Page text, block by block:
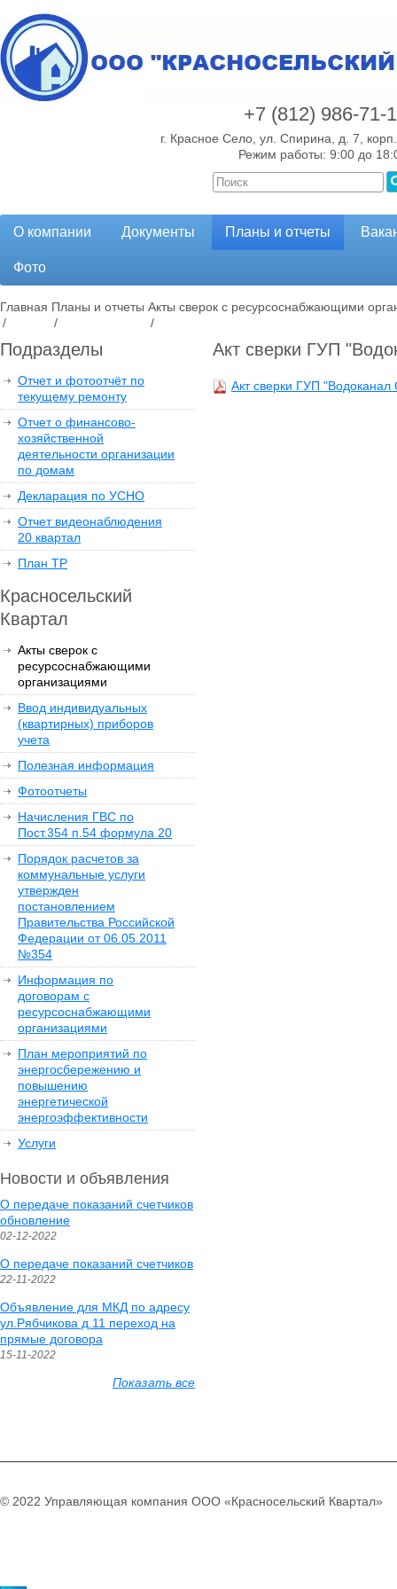
+7 (812) 986-71-
г. Красное Село, ул. Спирина, д. 7,
Режим работы: 9:00 до
О компании Документы Планы и отчеты
Фото
Главная
/
Планы и отчеты
/
Акты сверок с ресурсоснабжающими
/
Подразделы
Отчет и фотоотчёт по
текущему ремонту
Отчет о финансово-
хозяйственной
деятельности организации
по домам
Декларация по УСНО
Отчет видеонаблюдения
20 квартал
План ТР
Красносельский
Квартал
Акты сверок с
ресурсоснабжающими
организациями
Ввод индивидуальных
(квартирных) приборов
учета
Полезная информация
Фотоотчеты
Начисления ГВС по
Пост.354 п.54 формула 20
Порядок расчетов за
коммунальные услуги
утвержден
постановлением
Правительства Российской
Федерации от 06.05.2011
№354
Информация по
договорам с
ресурсоснабжающими
организациями
План мероприятий по
энергосбережению и
повышению
энергетической
энергоэффективности
Услуги
Новости и объявления
О передаче показаний счетчиков
обновление
02-12-2022
О передаче показаний счетчиков
22-11-2022
Объявление для МКД по адресу
ул.Рябчикова д.11 переход на
прямые договора
15-11-2022
Показать все
Акт сверки ГУП
Акт сверки ГУП
© 2022 Управляющая компания ООО «Красносельский Квартал»